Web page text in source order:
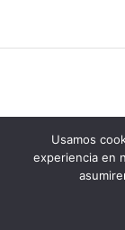
Grupo
Usamos
experiencia en